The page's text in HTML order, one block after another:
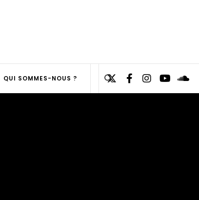
QUI SOMMES-NOUS ? Search
for: